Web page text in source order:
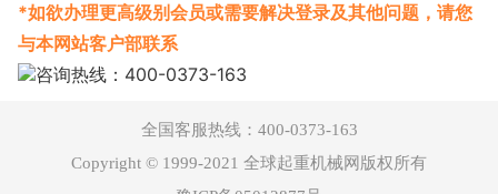
*如欲办理更高级别会员或需要解决登录及其他问题，请您
与本网站客户部联系
咨询热线：400-0373-163
全国客服热线：400-0373-163
Copyright © 1999-2021 全球起重机械网版权所有